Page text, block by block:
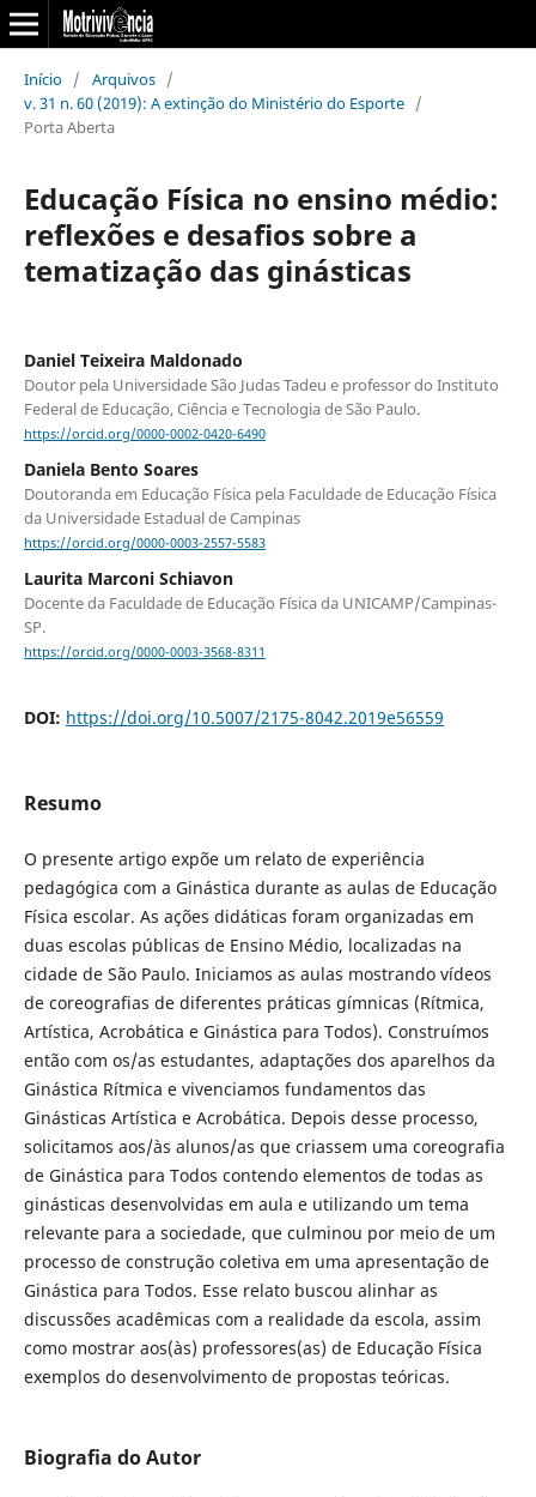
Início / Arquivos /
v. 31 n. 60 (2019): A extinção do Ministério do Esporte /
Porta Aberta
Educação Física no ensino médio:
reflexões e desafios sobre a
tematização das ginásticas
Daniel Teixeira Maldonado
Doutor pela Universidade São Judas Tadeu e professor do Instituto
Federal de Educação, Ciência e Tecnologia de São Paulo.
https://orcid.org/0000-0002-0420-6490
Daniela Bento Soares
Doutoranda em Educação Física pela Faculdade de Educação Física
da Universidade Estadual de Campinas
https://orcid.org/0000-0003-2557-5583
Laurita Marconi Schiavon
Docente da Faculdade de Educação Física da UNICAMP/Campinas-
SP.
https://orcid.org/0000-0003-3568-8311
DOI: https://doi.org/10.5007/2175-8042.2019e56559
Resumo
O presente artigo expõe um relato de experiência
pedagógica com a Ginástica durante as aulas de Educação
Física escolar. As ações didáticas foram organizadas em
duas escolas públicas de Ensino Médio, localizadas na
cidade de São Paulo. Iniciamos as aulas mostrando vídeos
de coreografias de diferentes práticas gímnicas (Rítmica,
Artística, Acrobática e Ginástica para Todos). Construímos
então com os/as estudantes, adaptações dos aparelhos da
Ginástica Rítmica e vivenciamos fundamentos das
Ginásticas Artística e Acrobática. Depois desse processo,
solicitamos aos/às alunos/as que criassem uma coreografia
de Ginástica para Todos contendo elementos de todas as
ginásticas desenvolvidas em aula e utilizando um tema
relevante para a sociedade, que culminou por meio de um
processo de construção coletiva em uma apresentação de
Ginástica para Todos. Esse relato buscou alinhar as
discussões acadêmicas com a realidade da escola, assim
como mostrar aos(às) professores(as) de Educação Física
exemplos do desenvolvimento de propostas teóricas.
Biografia do Autor